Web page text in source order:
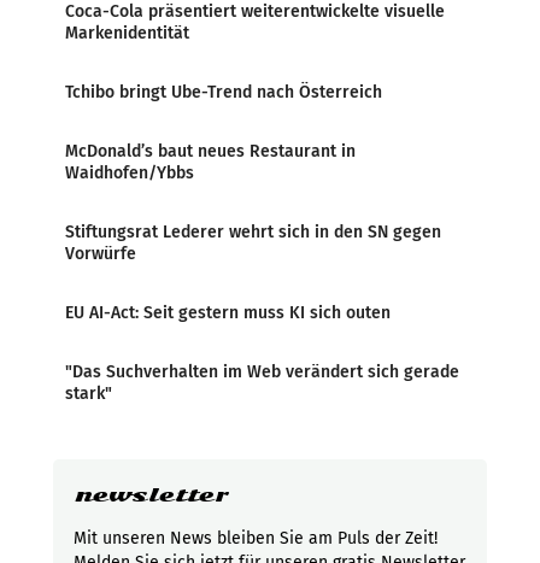
Coca-Cola präsentiert weiterentwickelte visuelle
Markenidentität
Tchibo bringt Ube-Trend nach Österreich
McDonald’s baut neues Restaurant in
Waidhofen/Ybbs
Stiftungsrat Lederer wehrt sich in den SN gegen
Vorwürfe
EU AI-Act: Seit gestern muss KI sich outen
"Das Suchverhalten im Web verändert sich gerade
stark"
newsletter
Mit unseren News bleiben Sie am Puls der Zeit!